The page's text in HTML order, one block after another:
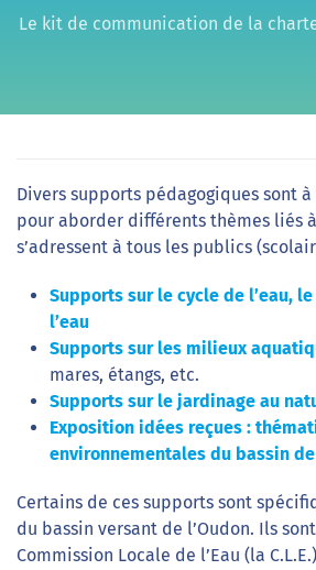
Le kit de communication de la
Divers supports pédagogiques sont
pour aborder différents thèmes liés
s’adressent à tous les publics
Supports sur le cycle de l’eau,
l’eau
Supports sur les milieux
mares, étangs, etc.
Supports sur le jardinage au
Exposition idées reçues :
environnementales du bassin de
Certains de ces supports sont
du bassin versant de l’Oudon. Ils
Commission Locale de l’Eau (la